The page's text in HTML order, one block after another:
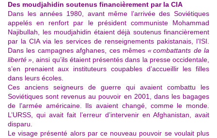
Des moudjahidin soutenus financièrement par la CIA
Dans les années 1980, avant même l’arrivée des Soviétiques
appelés en renfort par le président communiste Mohammad
Najibullah, les moudjahidin étaient déjà soutenus financièrement
par la CIA via les services de renseignements pakistanais, l’ISI.
Dans les campagnes afghanes, ces mêmes« combattants de la
liberté » , ainsi qu’ils étaient présentés dans la presse occidentale,
s’en prenaient aux instituteurs coupables d’accueillir les filles
dans leurs écoles.
Ces anciens seigneurs de guerre qui avaient combattu les
Soviétiques sont revenus au pouvoir en 2001, dans les bagages
de l’armée américaine. Ils avaient changé, comme le monde.
L’URSS, qui avait fait l’erreur d’intervenir en Afghanistan, avait
disparu.
Le visage présenté alors par ce nouveau pouvoir se voulait plus